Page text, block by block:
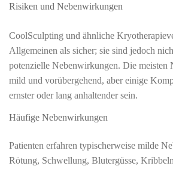
Risiken und Nebenwirkungen
CoolSculpting und ähnliche
Allgemeinen als sicher; sie sind jedoch
potenzielle Nebenwirkungen. Die meisten
mild und vorübergehend, aber einige
ernster oder lang anhaltender sein.
Häufige Nebenwirkungen
Patienten erfahren typischerweise milde
Rötung, Schwellung, Blutergüsse,